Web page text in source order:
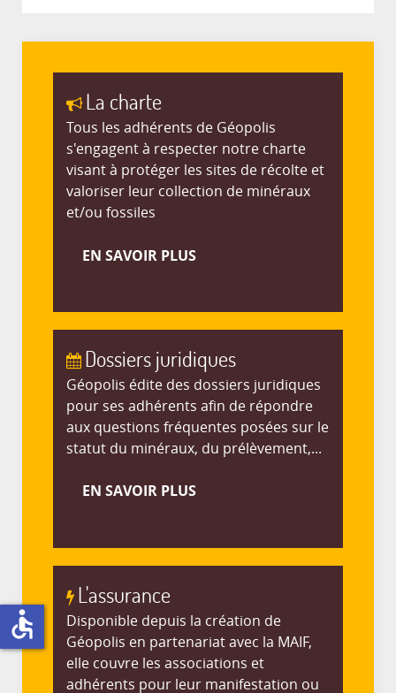
La charte
Tous les adhérents de Géopolis
s'engagent à respecter notre charte
visant à protéger les sites de récolte et
valoriser leur collection de minéraux
et/ou fossiles
EN SAVOIR PLUS
Dossiers juridiques
Géopolis édite des dossiers juridiques
pour ses adhérents afin de répondre
aux questions fréquentes posées sur le
statut du minéraux, du prélèvement,...
EN SAVOIR PLUS
L'assurance
Disponible depuis la création de
Géopolis en partenariat avec la MAIF,
elle couvre les associations et
adhérents pour leur manifestation ou
accessible